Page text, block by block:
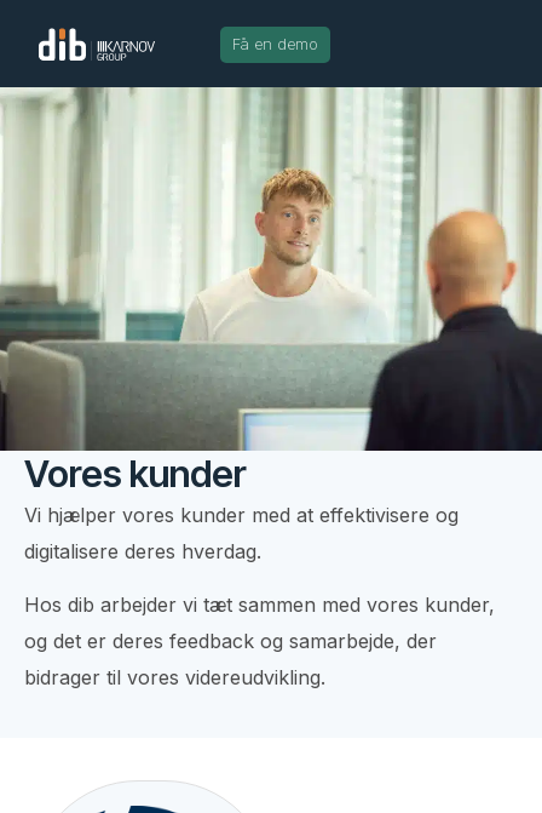
Få en demo
Vores kunder
Vi hjælper vores kunder med at effektivisere og
digitalisere deres hverdag.
Hos dib arbejder vi tæt sammen med vores kunder,
og det er deres feedback og samarbejde, der
bidrager til vores videreudvikling.